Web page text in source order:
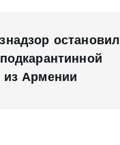
остановил
из Армении